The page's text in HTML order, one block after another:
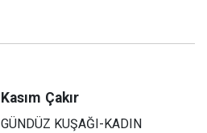
Kasım Çakır
GÜNDÜZ KUŞAĞI-KADIN